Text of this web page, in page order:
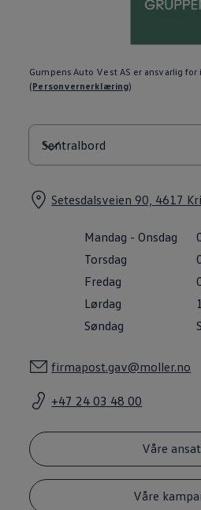
Lease eller kjøpe bil
Hjemmelading
Hurtiglading
Ruteplanlegger
Rekkevidde-kalkulator
Ladekalkulator
Oppgitt vs. faktisk
Min Volkswagen
Biltilbehør
Instruksjonsbok
Kundeinformasjon
Varsellamper
Digitale tjenester
Apper og tjenester
App-Connect
Kart og radio
Bilservice
Verkstedtjenester
Veihjelp og bilberging
Service for eldre
Hvorfor velge
Magasin
Gumpens Auto Vest AS er ansvarlig
(Personvernerklæring)
Setesdalsveien 90, 4617
firmapost.gav@moller.no
+47 24 03 48 00
Mandag - Onsdag
Torsdag
Fredag
Lørdag
Søndag
Våre
Våre